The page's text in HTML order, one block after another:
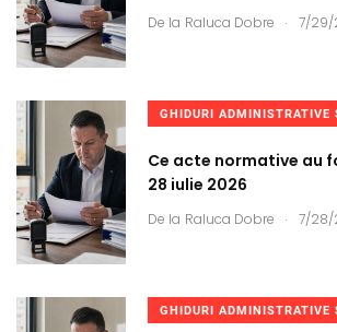
De la Raluca Dobre . 7/29/
GHIDURI ADMINISTRATIVE
Ce acte normative au
28 iulie 2026
De la Raluca Dobre . 7/28/
GHIDURI ADMINISTRATIVE